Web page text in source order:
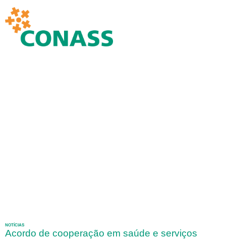
NOTÍCIAS
Acordo de cooperação em saúde e serviços